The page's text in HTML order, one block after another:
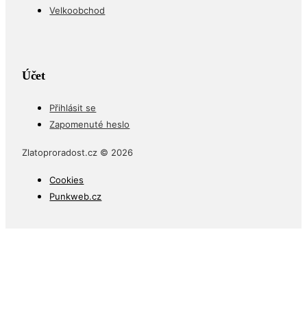
Velkoobchod
Účet
Přihlásit se
Zapomenuté heslo
Zlatoproradost.cz © 2026
Cookies
Punkweb.cz